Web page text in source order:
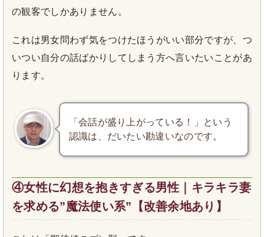
の観客でしかありません。
これは男女問わず気をつけたほうがいい部分ですが、つ
いつい自分の話ばかりしてしまう方へ言いたいことがあ
ります。
「会話が盛り上がっている！」という
認識は、だいたい勘違いなのです。
④女性に幻想を抱きすぎる男性｜キラキラ妻
を求める”魔法使い系”【改善余地あり】